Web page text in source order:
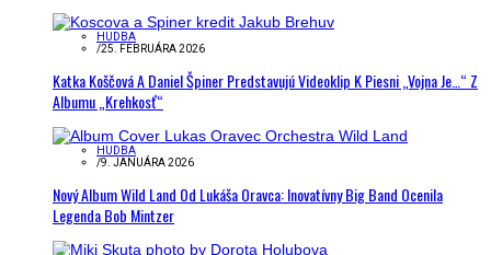
HUDBA
/25. FEBRUÁRA 2026
Katka Koščová A Daniel Špiner Predstavujú Videoklip K Piesni „Vojna Je…“ Z
Albumu „Krehkosť“
HUDBA
/9. JANUÁRA 2026
Nový Album Wild Land Od Lukáša Oravca: Inovatívny Big Band Ocenila
Legenda Bob Mintzer